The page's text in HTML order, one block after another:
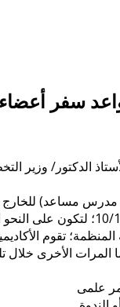
سفر
رقْم (91) بتاريخ 11/10/2015 والمعتمد
مدرس مساعد) للخارج
تقوم
الأخرى خلال